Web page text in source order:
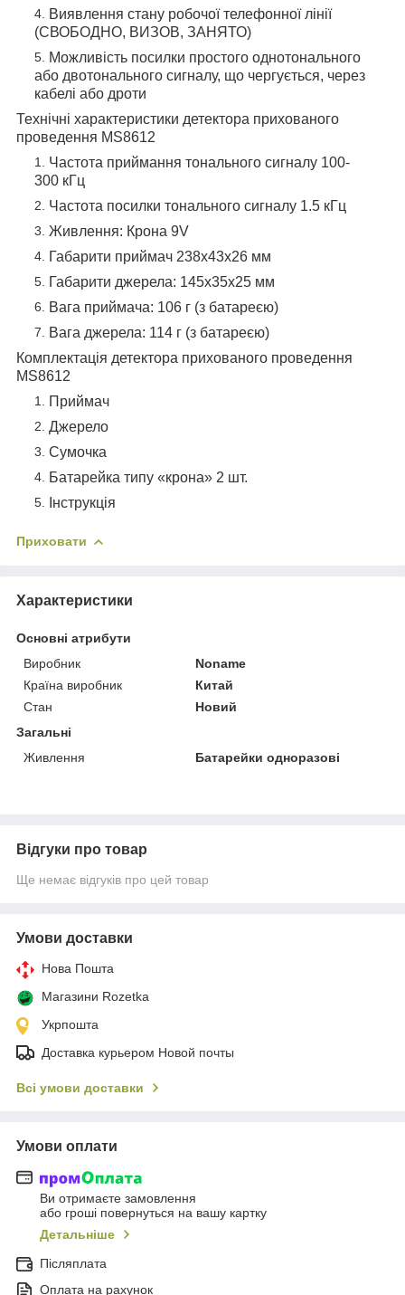
Виявлення стану робочої телефонної лінії
(СВОБОДНО, ВИЗОВ, ЗАНЯТО)
Можливість посилки простого однотонального
або двотонального сигналу, що чергується, через
кабелі або дроти
Технічні характеристики детектора прихованого
проведення MS8612
Частота приймання тонального сигналу 100-
300 кГц
Частота посилки тонального сигналу 1.5 кГц
Живлення: Крона 9V
Габарити приймач 238x43x26 мм
Габарити джерела: 145x35x25 мм
Вага приймача: 106 г (з батареєю)
Вага джерела: 114 г (з батареєю)
Комплектація детектора прихованого проведення
MS8612
Приймач
Джерело
Сумочка
Батарейка типу «крона» 2 шт.
Інструкція
Приховати
Характеристики
Основні атрибути
Виробник
Noname
Країна виробник
Китай
Стан
Новий
Загальні
Живлення
Батарейки одноразові
Відгуки про товар
Ще немає відгуків про цей товар
Умови доставки
Нова Пошта
Магазини Rozetka
Укрпошта
Доставка курьером Новой почты
Всі умови доставки
Умови оплати
Ви отримаєте замовлення
або гроші повернуться на вашу картку
Детальніше
Післяплата
Оплата на рахунок